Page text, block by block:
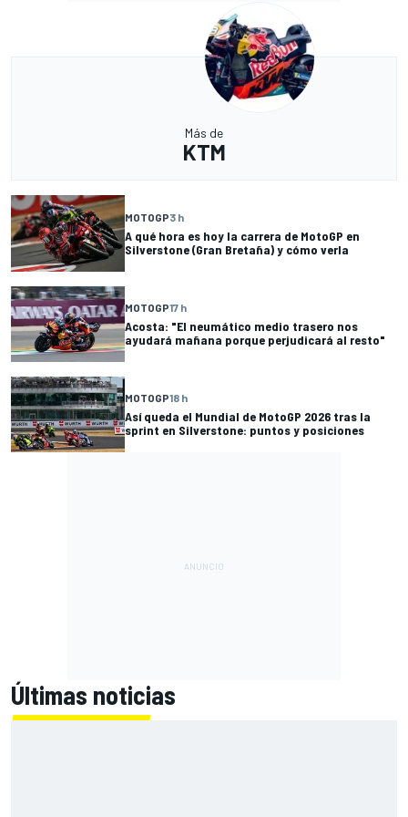
Más de
KTM
MOTOGP3 h
A qué hora es hoy la carrera de MotoGP en
Silverstone (Gran Bretaña) y cómo verla
MOTOGP17 h
Acosta: "El neumático medio trasero nos
ayudará mañana porque perjudicará al resto"
MOTOGP18 h
Así queda el Mundial de MotoGP 2026 tras la
sprint en Silverstone: puntos y posiciones
Últimas noticias